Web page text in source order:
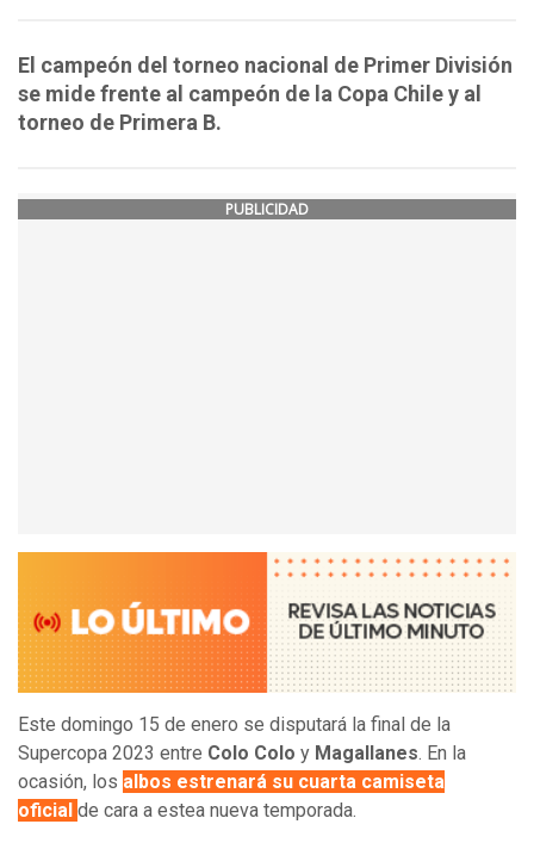
El campeón del torneo nacional de Primer División
se mide frente al campeón de la Copa Chile y al
torneo de Primera B.
PUBLICIDAD
Este domingo 15 de enero se disputará la final de la
Supercopa 2023 entre Colo Colo y Magallanes. En la
ocasión, los albos estrenará su cuarta camiseta
oficial de cara a estea nueva temporada.